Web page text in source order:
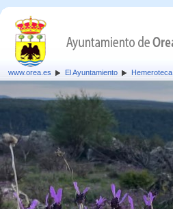
www.orea.es El Ayuntamiento Hemeroteca